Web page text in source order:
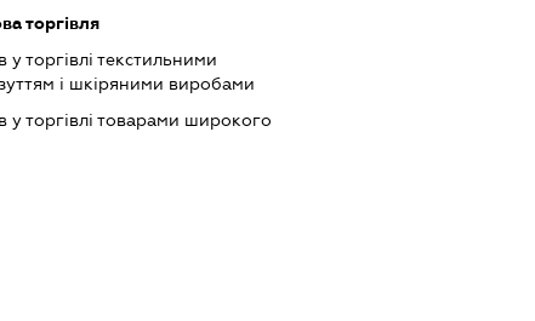
торгівля
у торгівлі текстильними
і шкіряними виробами
у торгівлі товарами широкого